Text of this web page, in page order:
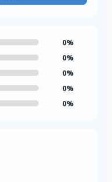
0%
0%
0%
0%
0%